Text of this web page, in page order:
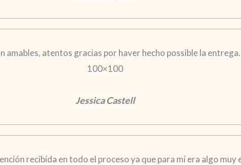
amables, atentos gracias por haver hecho possible la
100×100
Jessica Castell
recibida en todo el proceso ya que para mí era algo muy